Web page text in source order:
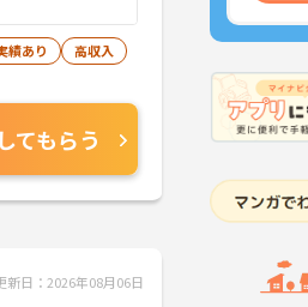
績あり
高収入
てもらう
新日：2026年08月06日